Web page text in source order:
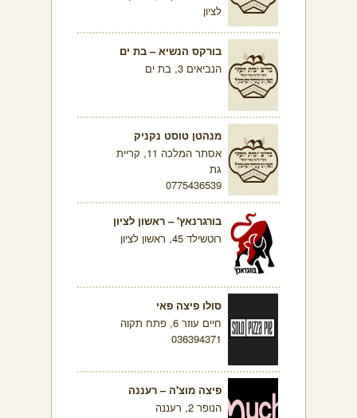
לציון
בורקס הנשיא – בת ים
הנביאים 3, בת ים
מנהטן טוסט נקניק
אסתר המלכה 11, קריית
גת
0775436539
בורגרנאץ' – ראשון לציון
רוטשילד 45, ראשון לציון
סולו פיצה פאי
חיים עוזר 6, פתח תקוה
036394371
פיצה מוצ'ה – רעננה
הנופר 2, רעננה